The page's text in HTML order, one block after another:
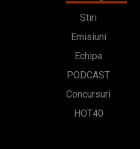
Stiri
Emisiuni
Echipa
PODCAST
Concursuri
HOT40